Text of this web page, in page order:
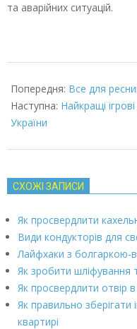
та аварійних ситуацій.
02-
24
Попередня: Все для
Наступна: Найкращі
України
СХОЖІ ЗАПИСИ
Як просвердлити
Види кондукторів для
Лайфхаки з болгаркою-
Як зробити шліфування
Як просвердлити отвір
Як правильно зберігати
квартирі